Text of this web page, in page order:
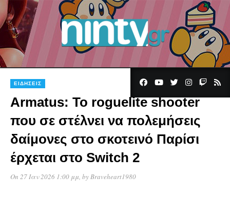
ΕΙΔΉΣΕΙΣ
Armatus: Το roguelite shooter
που σε στέλνει να πολεμήσεις
δαίμονες στο σκοτεινό Παρίσι
έρχεται στο Switch 2
On 27 Ιαν 2026 1:00 μμ , by Braveheart1980